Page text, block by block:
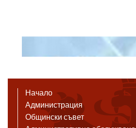
Начало
Администрация
Общински съвет